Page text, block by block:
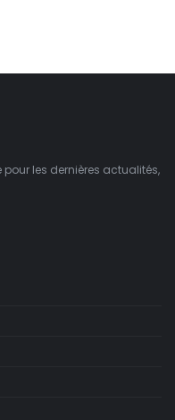
les dernières actualités,